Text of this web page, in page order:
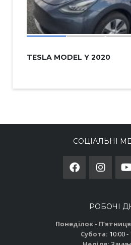
TESLA MODEL Y 2020
СОЦІАЛЬНІ
РОБОЧІ
Понеділок -
Субота: 10:00 -